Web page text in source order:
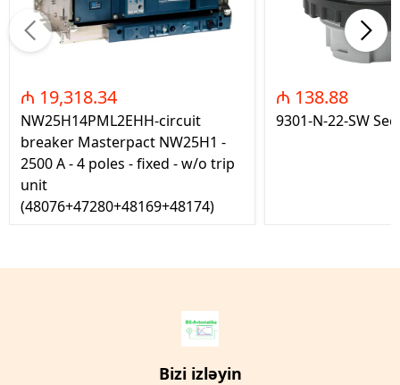
₼ 19,318.34
NW25H14PML2EHH-circuit
breaker Masterpact NW25H1 -
2500 A - 4 poles - fixed - w/o trip
unit
(48076+47280+48169+48174)
₼ 138.88
9301-N-22-SW
Bizi izləyin